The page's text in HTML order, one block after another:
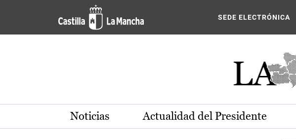
Pasar al contenido principal
Actualidad de la región de Castilla-
SEDE ELECTRÓNICA
Noticias Actualidad del Presidente